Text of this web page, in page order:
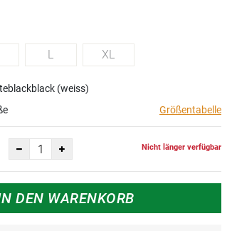
L XL
(weiss)
Größentabelle
Nicht länger verfügbar
DEN WARENKORB